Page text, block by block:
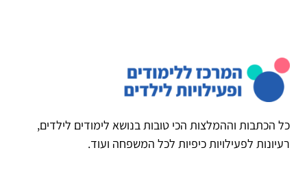
כל הכתבות וההמלצות הכי טובות בנושא לימודים לילדים,
רעיונות לפעילויות כיפיות לכל המשפחה ועוד.